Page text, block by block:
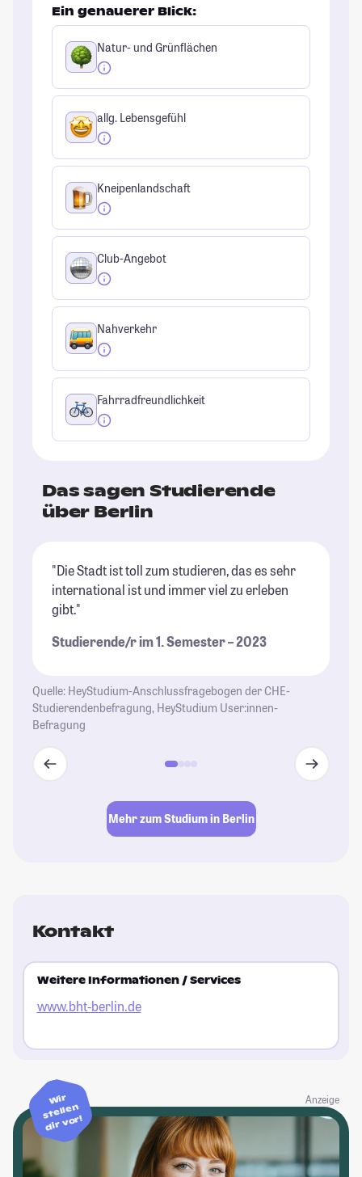
Ein genauerer Blick:
Natur- und Grünflächen
allg. Lebensgefühl
Kneipenlandschaft
Club-Angebot
Nahverkehr
Fahrradfreundlichkeit
Das sagen Studierende
über Berlin
"Die Stadt ist toll zum studieren, das es sehr
international ist und immer viel zu erleben
gibt."
Studierende/r im 1. Semester – 2023
Quelle: HeyStudium-Anschlussfragebogen der CHE-
Studierendenbefragung, HeyStudium User:innen-
Befragung
Mehr zum Studium in Berlin
Kontakt
Weitere Informationen / Services
www.bht-berlin.de
Anzeige
Wir
stellen
dir vor!